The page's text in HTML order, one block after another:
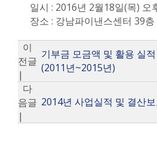
일시 : 2016년 2월18일(목) 오
장소 : 강남파이낸스센터 39
이
전글
|
기부금 모금액 및 활용 실적
(2011년~2015년)
다
음글
|
2014년 사업실적 및 결산